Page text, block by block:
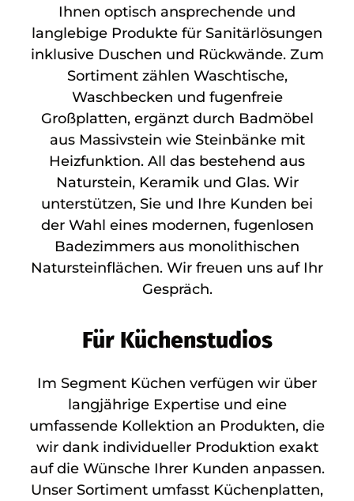
Ihnen optisch ansprechende und
langlebige Produkte für Sanitärlösungen
inklusive Duschen und Rückwände. Zum
Sortiment zählen Waschtische,
Waschbecken und fugenfreie
Großplatten, ergänzt durch Badmöbel
aus Massivstein wie Steinbänke mit
Heizfunktion. All das bestehend aus
Naturstein, Keramik und Glas. Wir
unterstützen, Sie und Ihre Kunden bei
der Wahl eines modernen, fugenlosen
Badezimmers aus monolithischen
Natursteinflächen. Wir freuen uns auf Ihr
Gespräch.
Für Küchenstudios
Im Segment Küchen verfügen wir über
langjährige Expertise und eine
umfassende Kollektion an Produkten, die
wir dank individueller Produktion exakt
auf die Wünsche Ihrer Kunden anpassen.
Unser Sortiment umfasst Küchenplatten,